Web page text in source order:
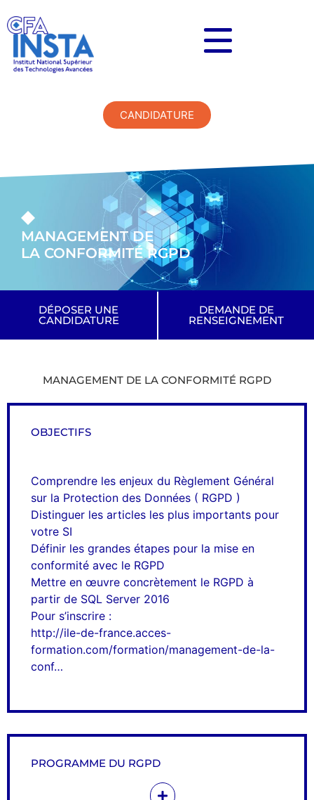
CANDIDATURE
MANAGEMENT DE
LA CONFORMITÉ RGPD
DÉPOSER UNE
CANDIDATURE
DEMANDE DE
RENSEIGNEMENT
MANAGEMENT DE LA CONFORMITÉ RGPD
OBJECTIFS
Comprendre les enjeux du Règlement Général
sur la Protection des Données ( RGPD )
Distinguer les articles les plus importants pour
votre SI
Définir les grandes étapes pour la mise en
conformité avec le RGPD
Mettre en œuvre concrètement le RGPD à
partir de SQL Server 2016
Pour s’inscrire :
http://ile-de-france.acces-
formation.com/formation/management-de-la-
conf…
PROGRAMME DU RGPD